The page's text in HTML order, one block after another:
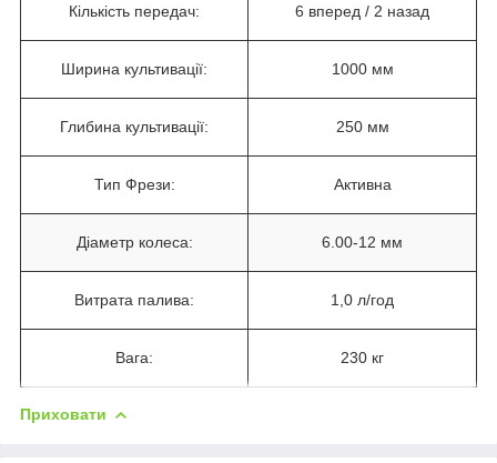
Кількість передач: 6 вперед / 2 назад
Ширина культивації: 1000 мм
Глибина культивації: 250 мм
Тип Фрези: Активна
Діаметр колеса: 6.00-12 мм
Витрата палива: 1,0 л/год
Вага: 230 кг
Приховати